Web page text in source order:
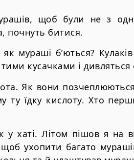
щоб були не з
почнуть битися.
мураші б’ються?
кусачками і дивляться
Як вони
ту їдку кислоту. Хто
хаті. Літом пішов я на
ухопити багато